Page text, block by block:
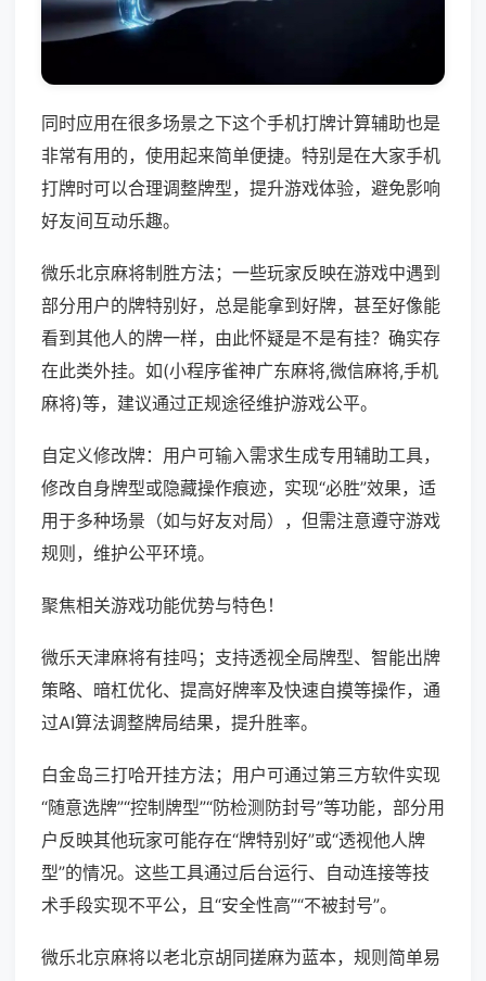
同时应用在很多场景之下这个手机打牌计算辅助也是
非常有用的，使用起来简单便捷。特别是在大家手机
打牌时可以合理调整牌型，提升游戏体验，避免影响
好友间互动乐趣。
微乐北京麻将制胜方法；一些玩家反映在游戏中遇到
部分用户的牌特别好，总是能拿到好牌，甚至好像能
看到其他人的牌一样，由此怀疑是不是有挂？确实存
在此类外挂。如(小程序雀神广东麻将,微信麻将,手机
麻将)等，建议通过正规途径维护游戏公平。
自定义修改牌：用户可输入需求生成专用辅助工具，
修改自身牌型或隐藏操作痕迹，实现“必胜”效果，适
用于多种场景（如与好友对局），但需注意遵守游戏
规则，维护公平环境。
聚焦相关游戏功能优势与特色！
微乐天津麻将有挂吗；支持透视全局牌型、智能出牌
策略、暗杠优化、提高好牌率及快速自摸等操作，通
过AI算法调整牌局结果，提升胜率。
白金岛三打哈开挂方法；用户可通过第三方软件实现
“随意选牌”“控制牌型”“防检测防封号”等功能，部分用
户反映其他玩家可能存在“牌特别好”或“透视他人牌
型”的情况。这些工具通过后台运行、自动连接等技
术手段实现不平公，且“安全性高”“不被封号”。
微乐北京麻将以老北京胡同搓麻为蓝本，规则简单易